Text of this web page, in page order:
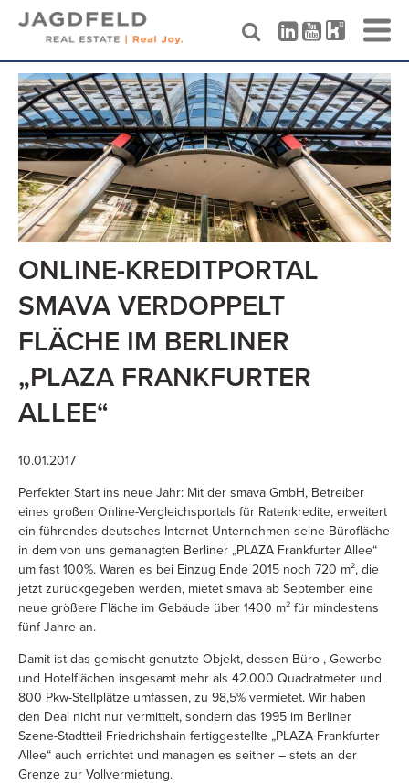
Skip
content
ONLINE-KREDITPORTAL
SMAVA VERDOPPELT
FLÄCHE IM BERLINER
„PLAZA FRANKFURTER
ALLEE“
10.01.2017
Perfekter Start ins neue Jahr: Mit der smava GmbH, Betreiber
eines großen Online-Vergleichsportals für Ratenkredite, erweitert
ein führendes deutsches Internet-Unternehmen seine Bürofläche
in dem von uns gemanagten Berliner „PLAZA Frankfurter Allee“
um fast 100%. Waren es bei Einzug Ende 2015 noch 720 m², die
jetzt zurückgegeben werden, mietet smava ab September eine
neue größere Fläche im Gebäude über 1400 m² für mindestens
fünf Jahre an.
Damit ist das gemischt genutzte Objekt, dessen Büro-, Gewerbe-
und Hotelflächen insgesamt mehr als 42.000 Quadratmeter und
800 Pkw-Stellplätze umfassen, zu 98,5% vermietet. Wir haben
den Deal nicht nur vermittelt, sondern das 1995 im Berliner
Szene-Stadtteil Friedrichshain fertiggestellte „PLAZA Frankfurter
Allee“ auch errichtet und managen es seither – stets an der
Grenze zur Vollvermietung.